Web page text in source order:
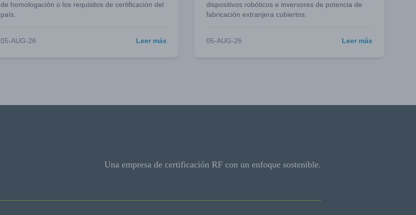
de homologación o los requisitos de certificación del
país.
05-AUG-26 Leer más
dispositivos robóticos e inversores de potencia de
fabricación extranjera cubiertos.
05-AUG-26 Leer más
Una empresa de certificación RF con un enfoque sostenible.